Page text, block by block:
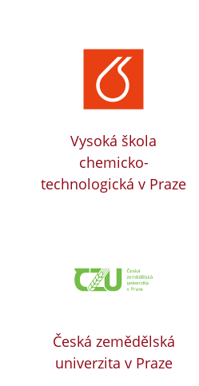
Vysoká škola
chemicko-
technologická v Praze
Česká zemědělská
univerzita v Praze